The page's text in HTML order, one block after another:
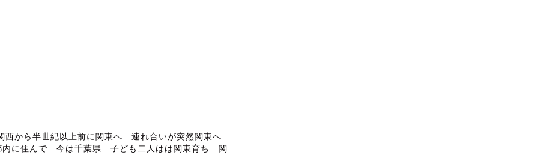
から半世紀以上前に関東へ 連れ合いが突然関東へ
内に住んで 今は千葉県 子ども二人はは関東育ち 関